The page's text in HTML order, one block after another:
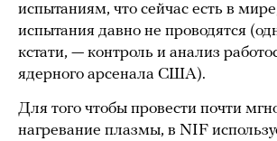
испытаниям, что сейчас есть в
испытания давно не проводятся
кстати, — контроль и анализ
ядерного арсенала США).
Для того чтобы провести почти
нагревание плазмы, в NIF